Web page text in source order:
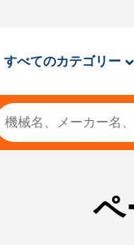
すべてのカテゴリー
ペ